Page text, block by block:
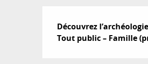
Découvrez
Tout public – Famille